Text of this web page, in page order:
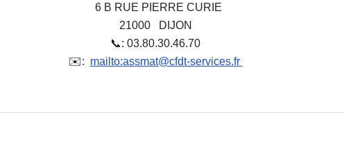
6 B RUE PIERRE CURIE
21000 DIJON
📞: 03.80.30.46.70
✉️: mailto:assmat@cfdt-services.fr